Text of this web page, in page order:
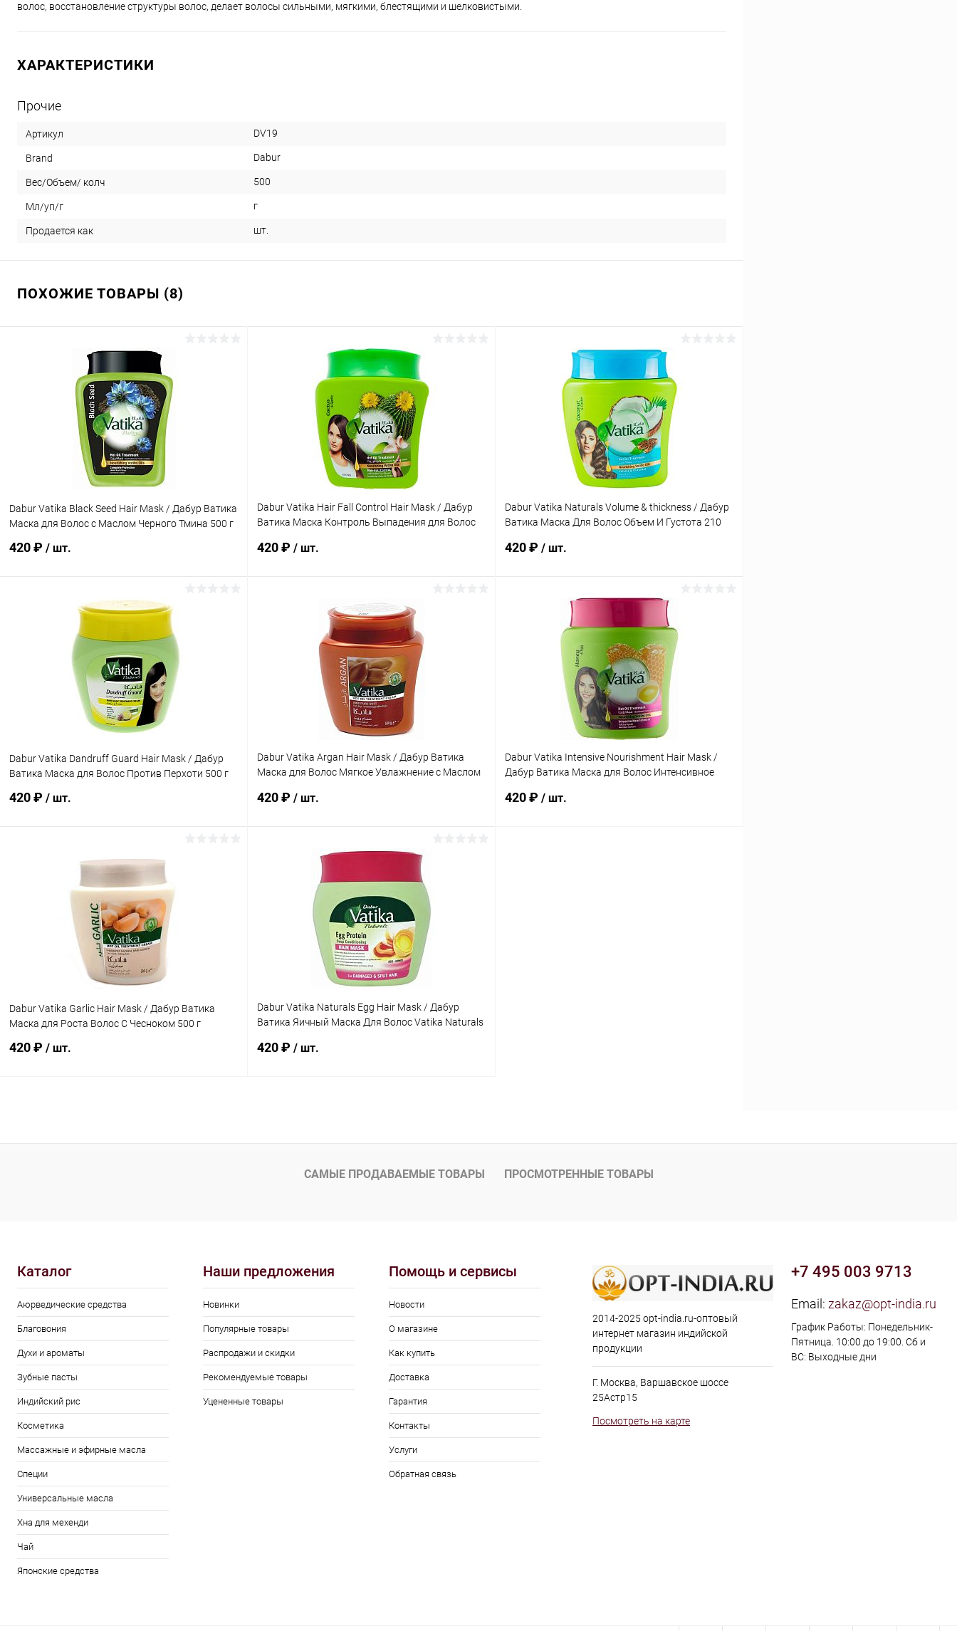
волос, восстановление структуры волос, делает волосы сильными, мягкими, блестящими и шелковистыми.
ХАРАКТЕРИСТИКИ
Прочие
Артикул DV19
Brand Dabur
Вес/Объем/ колч 500
Мл/уп/г г
Продается как шт.
ПОХОЖИЕ ТОВАРЫ (8)
Dabur Vatika Black Seed Hair Mask / Дабур Ватика
Маска для Волос с Маслом Черного Тмина 500 г
420 ₽ / шт.
В корзину
Купить в 1 клик Сравнение
В избранное Под заказ
Dabur Vatika Hair Fall Control Hair Mask / Дабур
Ватика Маска Контроль Выпадения для Волос
420 ₽ / шт.
В корзину
Купить в 1 клик Сравнение
В избранное Под заказ
Dabur Vatika Naturals Volume & thickness / Дабур
Ватика Маска Для Волос Объем И Густота 210
420 ₽ / шт.
В корзину
Купить в 1 клик Сравнение
В избранное Под заказ
Dabur Vatika Dandruff Guard Hair Mask / Дабур
Ватика Маска для Волос Против Перхоти 500 г
420 ₽ / шт.
В корзину
Купить в 1 клик Сравнение
В избранное Под заказ
Dabur Vatika Argan Hair Mask / Дабур Ватика
Маска для Волос Мягкое Увлажнение с Маслом
420 ₽ / шт.
В корзину
Купить в 1 клик Сравнение
В избранное Под заказ
Dabur Vatika Intensive Nourishment Hair Mask /
Дабур Ватика Маска для Волос Интенсивное
420 ₽ / шт.
Dabur Vatika Garlic Hair Mask / Дабур Ватика
Маска для Роста Волос С Чесноком 500 г
420 ₽ / шт.
Купить в 1 клик Сравнение
Dabur Vatika Naturals Egg Hair Mask / Дабур
Ватика Яичный Маска Для Волос Vatika Naturals
420 ₽ / шт.
Купить в 1 клик Сравнение
В избранное Под заказ
САМЫЕ ПРОДАВАЕМЫЕ ТОВАРЫ ПРОСМОТРЕННЫЕ ТОВАРЫ
Каталог
Аюрведические средства
Благовония
Духи и ароматы
Зубные пасты
Индийский рис
Косметика
Массажные и эфирные масла
Специи
Универсальные масла
Хна для мехенди
Чай
Японские средства
Наши предложения
Новинки
Популярные товары
Распродажи и скидки
Рекомендуемые товары
Уцененные товары
Помощь и сервисы
Новости
О магазине
Как купить
Доставка
Гарантия
Контакты
Услуги
Обратная связь
2014-2025 opt-india.ru-оптовый
интернет магазин индийской
продукции
Г. Москва, Варшавское шоссе
25Астр15
Посмотреть на карте
+7 495 003 9713
Email: zakaz@opt-india.ru
График Работы: Понедельник-
Пятница. 10:00 до 19:00. Сб и
ВС: Выходные дни